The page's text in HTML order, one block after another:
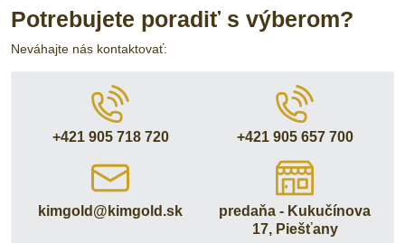
Potrebujete poradiť s výberom?
Neváhajte nás kontaktovať:
+421 905 718 720 +421 905 657 700
kimgold​@kimgold​.sk
predaňa - Kukučínova
17, Piešťany